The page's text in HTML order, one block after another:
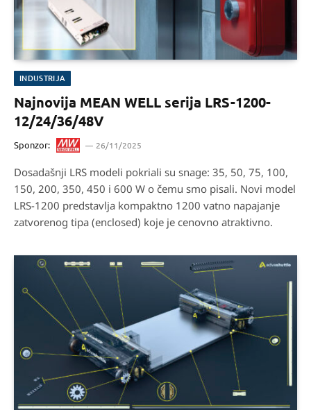
INDUSTRIJA
Najnovija MEAN WELL serija LRS-1200-
12/24/36/48V
Sponzor: 26/11/2025
Dosadašnji LRS modeli pokriali su snage: 35, 50, 75, 100,
150, 200, 350, 450 i 600 W o čemu smo pisali. Novi model
LRS-1200 predstavlja kompaktno 1200 vatno napajanje
zatvorenog tipa (enclosed) koje je cenovno atraktivno.